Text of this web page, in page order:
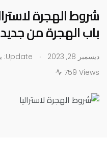
باب الهجرة من جديد
ديسمبر 28, 2023 .
759 Views